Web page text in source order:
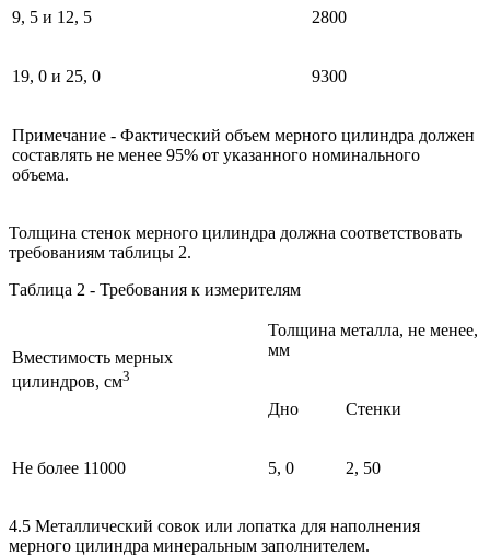
9, 5 и 12, 5 2800
19, 0 и 25, 0 9300
Примечание - Фактический объем мерного цилиндра должен
составлять не менее 95% от указанного номинального
объема.
Толщина стенок мерного цилиндра должна соответствовать
требованиям таблицы 2.
Таблица 2 - Требования к измерителям
Вместимость мерных
цилиндров, см3
Толщина металла, не менее,
мм
Дно Стенки
Не более 11000 5, 0 2, 50
4.5 Металлический совок или лопатка для наполнения
мерного цилиндра минеральным заполнителем.